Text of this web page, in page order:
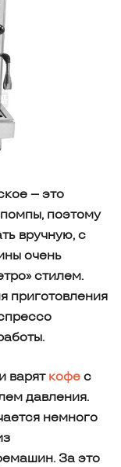
– это
поэтому
вручную, с
очень
стилем.
приготовления
варяткофес
давления.
немного
За это